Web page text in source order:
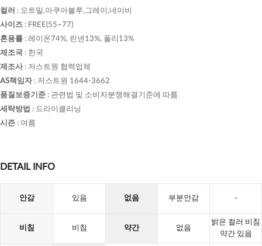
컬러 : 오트밀,아쿠아블루,그레이,네이비
사이즈 : FREE(55~77)
혼용률 : 레이온74%, 린넨13%, 폴리13%
제조국 : 한국
제조사: 저스트원 협력업체
AS책임자: 저스트원 1644-3662
품질보증기준 : 관련법 및 소비자분쟁해결기준에 따름
세탁방법 : 드라이클리닝
시즌 : 여름
DETAIL INFO
안감 있음 없음 부분안감 -
비침 비침 약간 없음
밝은 컬러 비침
약간 있음